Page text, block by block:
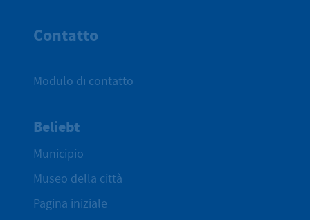
Contatto
Modulo di contatto
Beliebt
Municipio
Museo della città
Pagina iniziale